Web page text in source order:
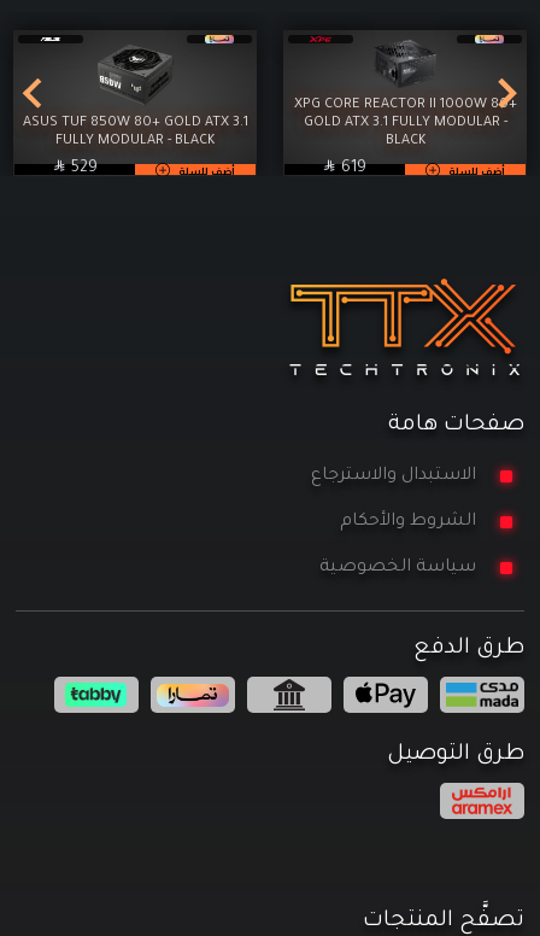
XPG CORE REACTOR II 1000W 80+
GOLD ATX 3.1 FULLY MODULAR -
BLACK
أضف للسلة  SAR
619
ASUS TUF 850W 80+ GOLD ATX 3.1
FULLY MODULAR - BLACK
أضف للسلة  SAR
529
صفحات هامة
الاستبدال والاسترجاع
الشروط والأحكام
سياسة الخصوصية
طرق الدفع
طرق التوصيل
تصفَّح المنتجات